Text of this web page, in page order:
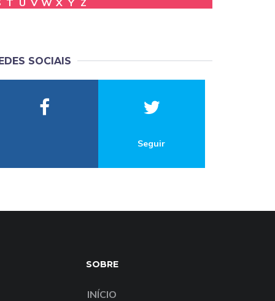
T U V W X Y Z
SOCIAIS
Seguir
SOBRE
INÍCIO